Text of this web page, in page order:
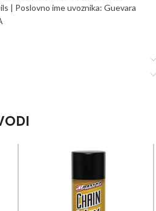
| Poslovno ime uvoznika: Guevara